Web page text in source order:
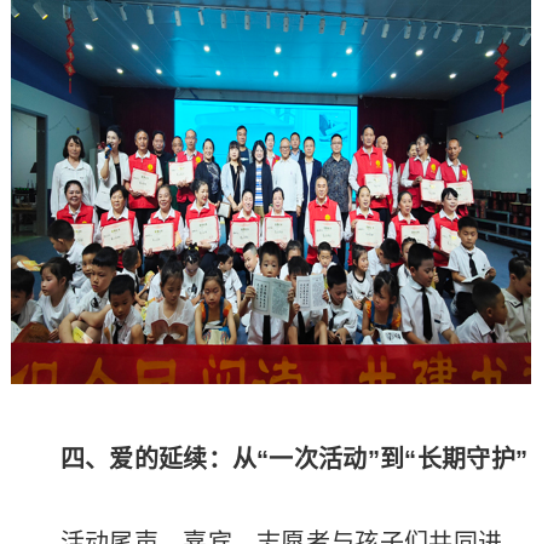
四、爱的延续：从“一次活动”到“长期守护”